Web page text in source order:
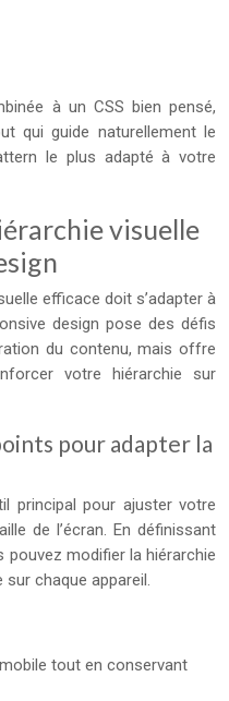
à un CSS bien pensé,
qui guide naturellement le
le plus adapté à votre
visuelle
efficace doit s’adapter à
design pose des défis
du contenu, mais offre
votre hiérarchie sur
pour adapter la
principal pour ajuster votre
de l’écran. En définissant
pouvez modifier la hiérarchie
sur chaque appareil.
tout en conservant